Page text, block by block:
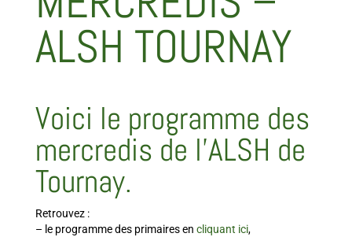
ALSH TOURNAY
Voici le programme des
mercredis de l’ALSH de
Tournay.
Retrouvez :
– le programme des primaires en cliquant ici,